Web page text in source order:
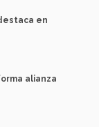
en
alianza